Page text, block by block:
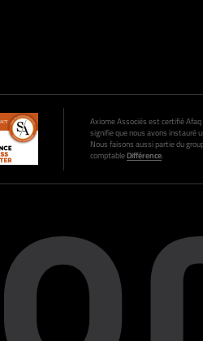
Axiome Associés est certifié
signifie que nous avons instauré
Nous faisons aussi partie du
comptableDifférence.